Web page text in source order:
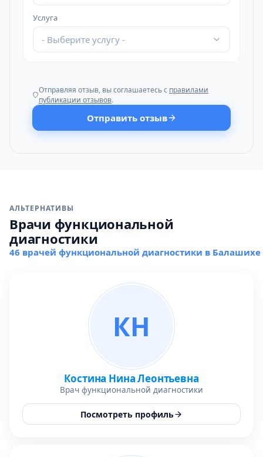
Услуга
- Выберите услугу -
Отправляя отзыв, вы соглашаетесь с правилами
публикации отзывов.
Отправить отзыв
АЛЬТЕРНАТИВЫ
Врачи функциональной
диагностики
46 врачей функциональной диагностики в Балашихе
КН
Костина Нина Леонтьевна
Врач функциональной диагностики
Посмотреть профиль